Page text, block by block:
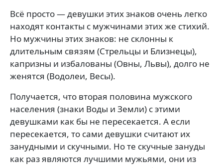
Всё просто — девушки этих знаков очень легко
находят контакты с мужчинами этих же стихий.
Но мужчины этих знаков: не склонны к
длительным связям (Стрельцы и Близнецы),
капризны и избалованы (Овны, Львы), долго не
женятся (Водолеи, Весы).
Получается, что вторая половина мужского
населения (знаки Воды и Земли) с этими
девушками как бы не пересекается. А если
пересекается, то сами девушки считают их
занудными и скучными. Но те скучные зануды
как раз являются лучшими мужьями, они из